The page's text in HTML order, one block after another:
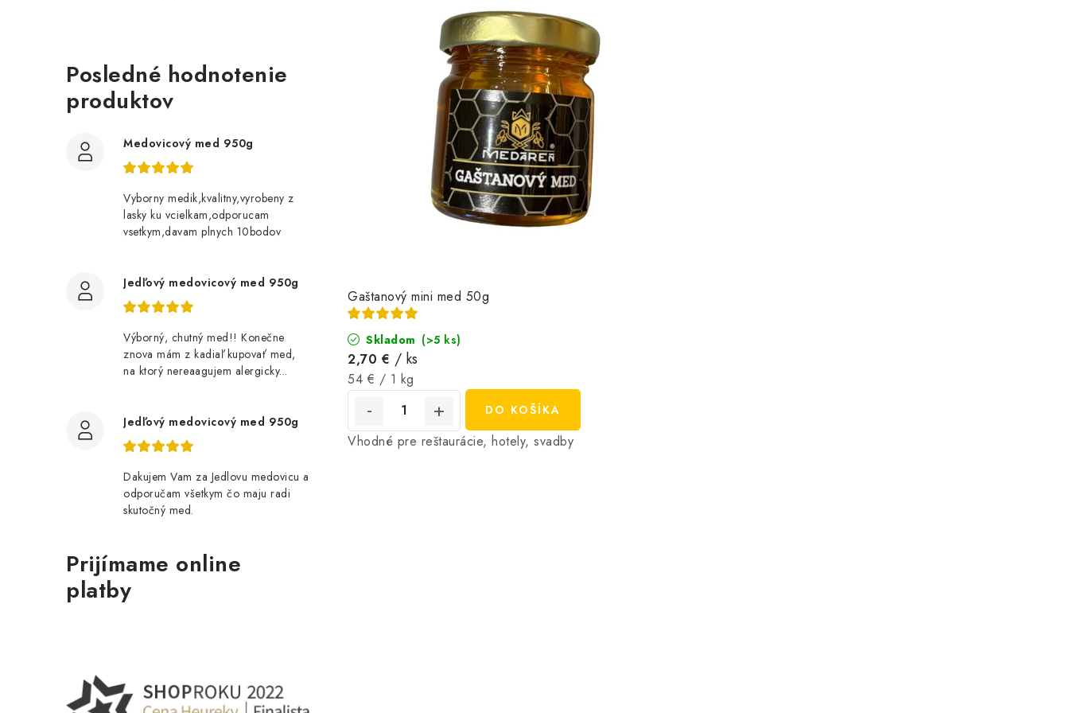
Posledné hodnotenie
produktov
Medovicový med 950g
Vyborny medik,kvalitny,vyrobeny z
lasky ku vcielkam,odporucam
vsetkym,davam plnych 10bodov
Jedľový medovicový med 950g
Výborný, chutný med!! Konečne
znova mám z kadiaľ kupovať med,
na ktorý nereaagujem alergicky...
Jedľový medovicový med 950g
Dakujem Vam za Jedlovu medovicu a
odporučam všetkym čo maju radi
skutočný med.
Prijímame online
platby
Gaštanový mini med 50g
Skladom (>5 ks)
2,70 € / ks
Jednotková
cena:
54 € / 1 kg
DO KOŠÍKA
Vhodné pre reštaurácie, hotely, svadby